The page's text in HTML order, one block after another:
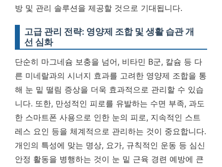
방 및 관리 솔루션을 제공할 것으로 기대됩니다.
고급 관리 전략: 영양제 조합 및 생활 습관 개
선 심화
단순히 마그네슘 보충을 넘어, 비타민 B군, 칼슘 등 다
른 미네랄과의 시너지 효과를 고려한 영양제 조합을 통
해 눈 밑 떨림 증상을 더욱 효과적으로 관리할 수 있습
니다. 또한, 만성적인 피로를 유발하는 수면 부족, 과도
한 스마트폰 사용으로 인한 눈의 피로, 지속적인 스트
레스 요인 등을 체계적으로 관리하는 것이 중요합니다.
개인의 특성에 맞는 명상, 요가, 규칙적인 운동 등 심신
안정 활동을 병행하는 것이 눈 밑 근육 경련 예방에 큰